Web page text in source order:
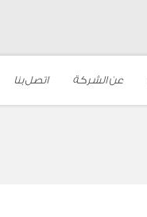
عن الشركة اتصل بنا